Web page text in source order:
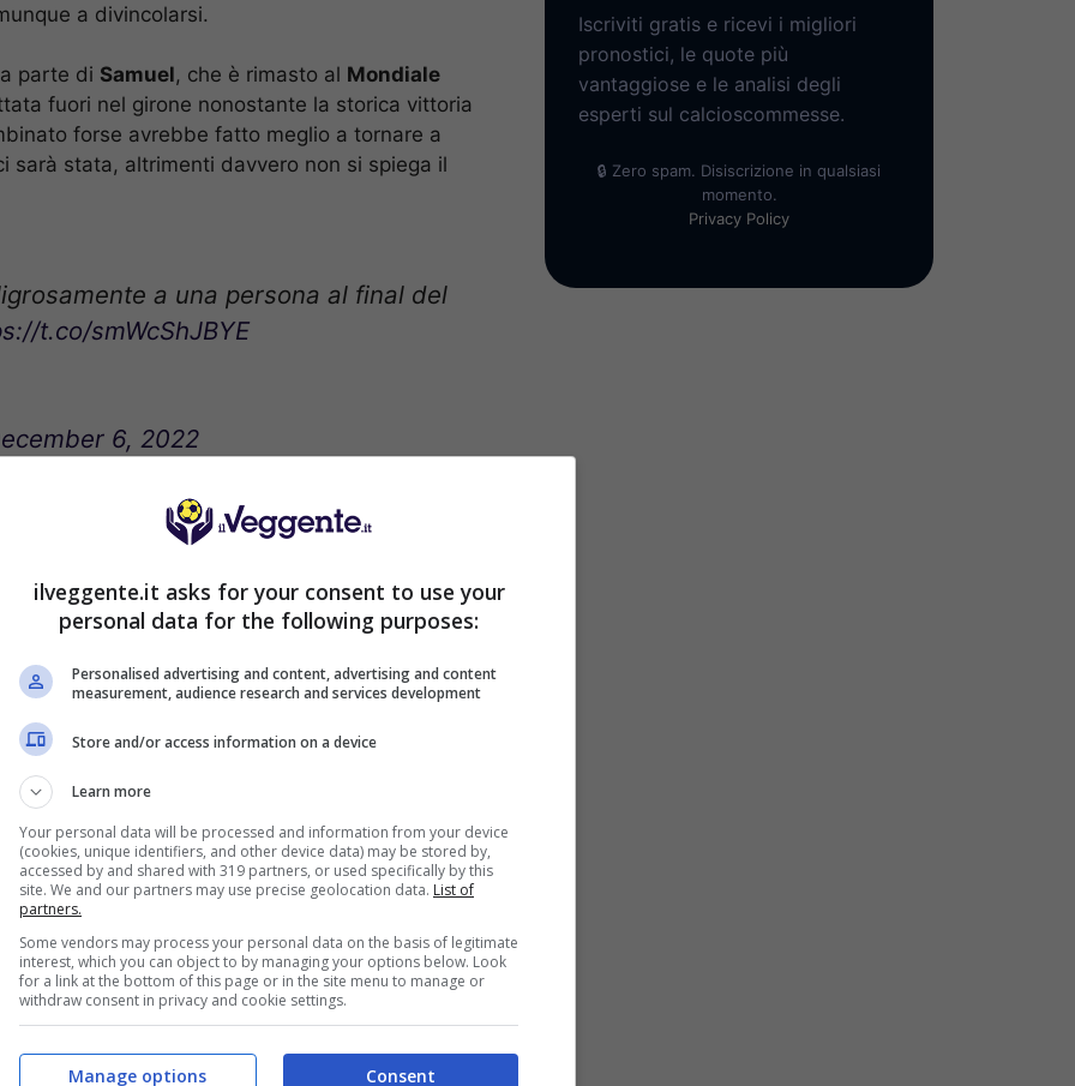
a divincolarsi.
parte di Samuel, che è rimasto al Mondiale
fuori nel girone nonostante la storica vittoria
forse avrebbe fatto meglio a tornare a
sarà stata, altrimenti davvero non si spiega il
a una persona al final del
t.co/smWcShJBYE
6, 2022
SPORTBET: 100€ SUBITO
deposito + fino a 50€ di
deposito sport + fino a 50€ di bonus
sul primo deposito
200€
VERIFICA
Informazioni
a 2050€ sport e casino
100% fino a 2.000€ in Bonus
50% del primo deposito fino a 50€
2050€
VERIFICA
Informazioni
LOTTOMATICA: 2050€
bonus scommesse e sport
piattaforma: 100% fino a 50€ in
2050€
Iscriviti gratis e ricevi i migliori
pronostici, le quote più
vantaggiose e le analisi degli
esperti sul calcioscommesse.
🔒 Zero spam. Disiscrizione in qualsiasi
momento.
Privacy Policy
ilveggente.it asks for your consent to use your
personal data for the following purposes:
Personalised advertising and content, advertising and content
measurement, audience research and services development
Store and/or access information on a device
Learn more
Your personal data will be processed and information from your device
(cookies, unique identifiers, and other device data) may be stored by,
accessed by and shared with 319 partners, or used specifically by this
site. We and our partners may use precise geolocation data. List of
partners.
Some vendors may process your personal data on the basis of legitimate
interest, which you can object to by managing your options below. Look
for a link at the bottom of this page or in the site menu to manage or
withdraw consent in privacy and cookie settings.
Consent
Manage options